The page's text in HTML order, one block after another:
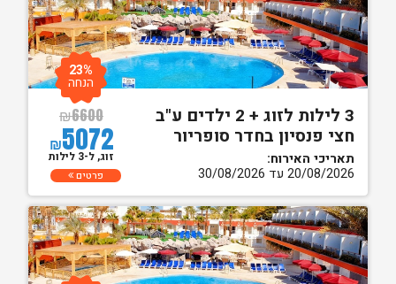
3 לילות לזוג + 2 ילדים ע"ב
חצי פנסיון בחדר סופריור
תאריכי האירוח:
20/08/2026 עד 30/08/2026
₪6600
₪5072
23%
הנחה
זוג, ל-3 לילות
פרטים